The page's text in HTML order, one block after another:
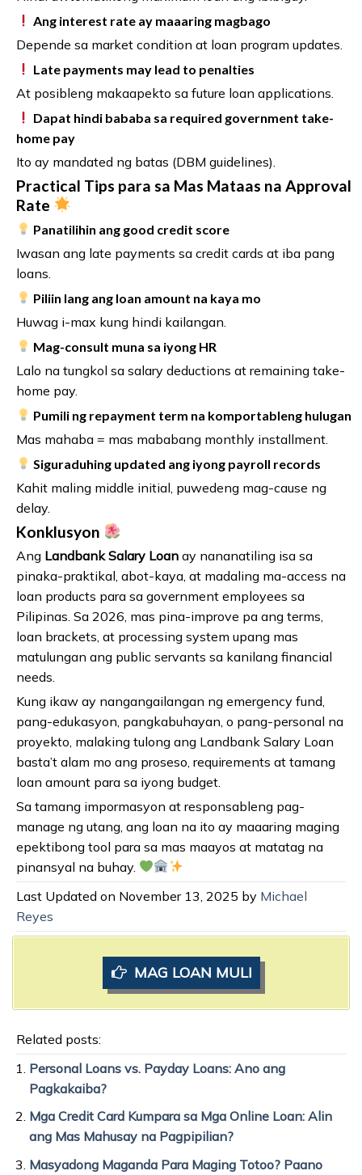
Ang interest rate ay maaaring magbago
Depende sa market condition at loan program updates.
Late payments may lead to penalties
At posibleng makaapekto sa future loan applications.
Dapat hindi bababa sa required government take-
home pay
Ito ay mandated ng batas (DBM guidelines).
Practical Tips para sa Mas Mataas na Approval
Rate
Panatilihin ang good credit score
Iwasan ang late payments sa credit cards at iba pang
loans.
Piliin lang ang loan amount na kaya mo
Huwag i-max kung hindi kailangan.
Mag-consult muna sa iyong HR
Lalo na tungkol sa salary deductions at remaining take-
home pay.
Pumili ng repayment term na komportableng hulugan
Mas mahaba = mas mababang monthly installment.
Siguraduhing updated ang iyong payroll records
Kahit maling middle initial, puwedeng mag-cause ng
delay.
Konklusyon
Ang Landbank Salary Loan ay nananatiling isa sa
pinaka-praktikal, abot-kaya, at madaling ma-access na
loan products para sa government employees sa
Pilipinas. Sa 2026, mas pina-improve pa ang terms,
loan brackets, at processing system upang mas
matulungan ang public servants sa kanilang financial
needs.
Kung ikaw ay nangangailangan ng emergency fund,
pang-edukasyon, pangkabuhayan, o pang-personal na
proyekto, malaking tulong ang Landbank Salary Loan
basta’t alam mo ang proseso, requirements at tamang
loan amount para sa iyong budget.
Sa tamang impormasyon at responsableng pag-
manage ng utang, ang loan na ito ay maaaring maging
epektibong tool para sa mas maayos at matatag na
pinansyal na buhay.
Last Updated on November 13, 2025 by Michael
Reyes
MAG LOAN MULI
Related posts:
Personal Loans vs. Payday Loans: Ano ang
Pagkakaiba?
Mga Credit Card Kumpara sa Mga Online Loan: Alin
ang Mas Mahusay na Pagpipilian?
Masyadong Maganda Para Maging Totoo? Paano